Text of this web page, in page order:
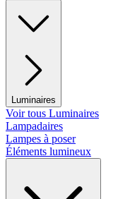
Luminaires
Voir tous Luminaires
Lampadaires
Lampes à poser
Éléments lumineux